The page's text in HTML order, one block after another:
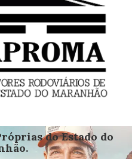
do Estado do